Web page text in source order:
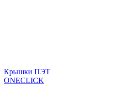
Крышки ПЭТ
ONECLICK